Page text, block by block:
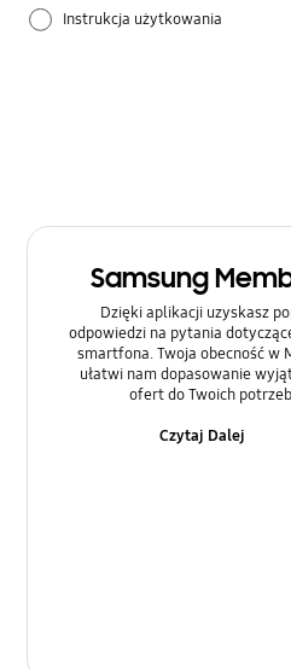
Instrukcja użytkowania
Samsung
Dzięki aplikacji uzyskasz
odpowiedzi na pytania
smartfona. Twoja obecność w
ułatwi nam dopasowanie
ofert do Twoich
Czytaj Dalej